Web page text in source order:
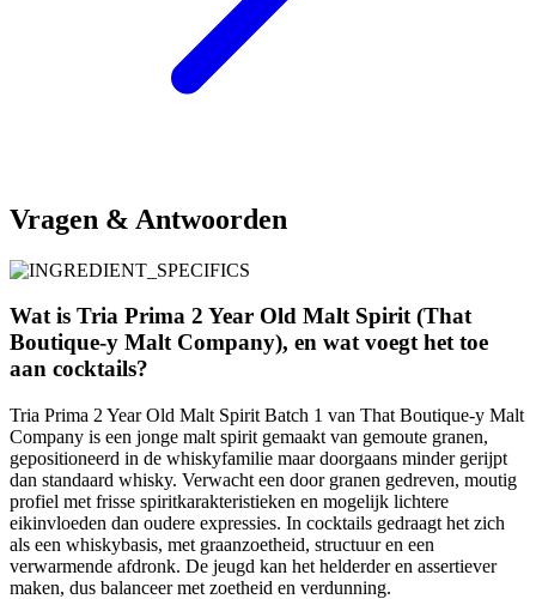
Vragen & Antwoorden
Wat is Tria Prima 2 Year Old Malt Spirit (That
Boutique-y Malt Company), en wat voegt het toe
aan cocktails?
Tria Prima 2 Year Old Malt Spirit Batch 1 van That Boutique-y Malt
Company is een jonge malt spirit gemaakt van gemoute granen,
gepositioneerd in de whiskyfamilie maar doorgaans minder gerijpt
dan standaard whisky. Verwacht een door granen gedreven, moutig
profiel met frisse spiritkarakteristieken en mogelijk lichtere
eikinvloeden dan oudere expressies. In cocktails gedraagt het zich
als een whiskybasis, met graanzoetheid, structuur en een
verwarmende afdronk. De jeugd kan het helderder en assertiever
maken, dus balanceer met zoetheid en verdunning.